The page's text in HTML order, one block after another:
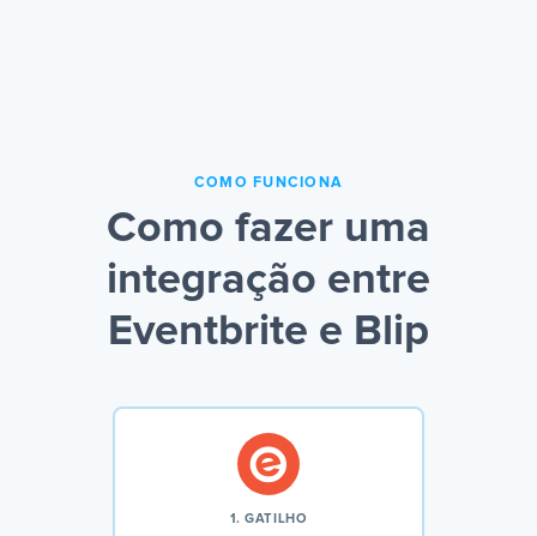
COMO FUNCIONA
Como fazer uma
integração entre
Eventbrite e Blip
1. GATILHO